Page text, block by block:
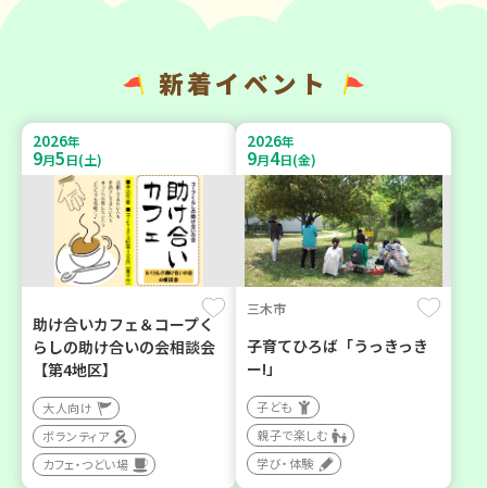
新着イベント
2026年
9月5日(土)
助け合いカフェ＆コープく
らしの助け合いの会相談会
【第4地区】
大人向け
ボランティア
カフェ・つどい場
2026年
9月4日(金)
三木市
子育てひろば「うっきっき
ー!」
子ども
親子で楽しむ
学び・体験